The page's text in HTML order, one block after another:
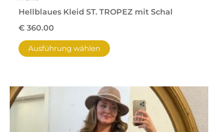
Hellblaues Kleid ST. TROPEZ mit Schal
€360.00
Ausführung wählen
Dieses
Produkt
weist
mehrere